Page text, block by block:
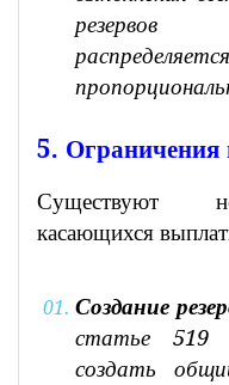
5. Ограничения
Существуют
касающихся
Создание
статье 519
создать